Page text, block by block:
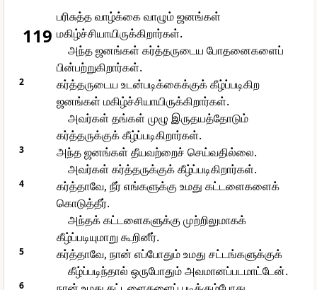
119
பரிசுத்த வாழ்க்கை வாழும் ஜனங்கள்
மகிழ்ச்சியாயிருக்கிறார்கள்.
அந்த ஜனங்கள் கர்த்தருடைய போதனைகளைப்
பின்பற்றுகிறார்கள்.
2
கர்த்தருடைய உடன்படிக்கைக்குக் கீழ்ப்படிகிற
ஜனங்கள் மகிழ்ச்சியாயிருக்கிறார்கள்.
அவர்கள் தங்கள் முழு இருதயத்தோடும்
கர்த்தருக்குக் கீழ்ப்படிகிறார்கள்.
3
அந்த ஜனங்கள் தீயவற்றைச் செய்வதில்லை.
அவர்கள் கர்த்தருக்குக் கீழ்ப்படிகிறார்கள்.
4
கர்த்தாவே, நீர் எங்களுக்கு உமது கட்டளைகளைக்
கொடுத்தீர்.
அந்தக் கட்டளைகளுக்கு முற்றிலுமாகக்
கீழ்ப்படியுமாறு கூறினீர்.
5
கர்த்தாவே, நான் எப்போதும் உமது சட்டங்களுக்குக்
கீழ்ப்படிந்தால் ஒருபோதும் அவமானப்படமாட்டேன்.
6